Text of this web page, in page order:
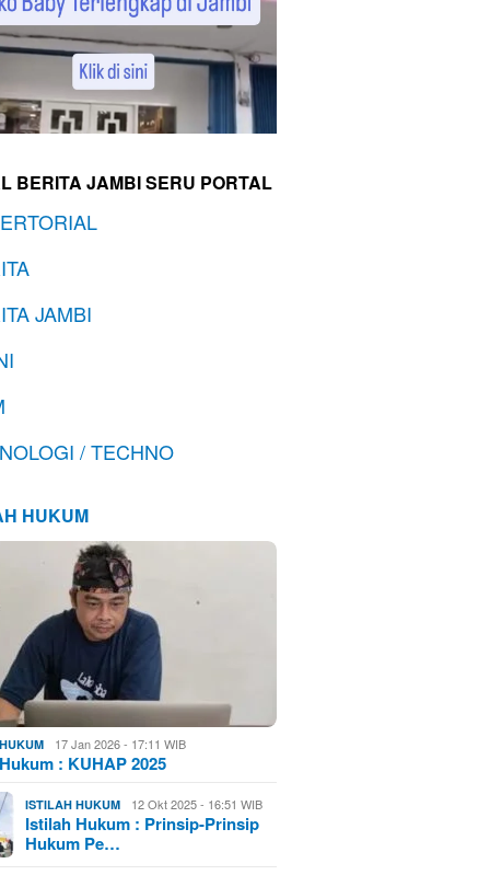
BERITA JAMBI SERU PORTAL
JAMBI
/ TECHNO
HUKUM
17 Jan 2026 - 17:11 WIB
: KUHAP 2025
ISTILAH HUKUM 12 Okt 2025 - 16:51 WIB
Istilah Hukum : Prinsip-Prinsip
Hukum Pe…